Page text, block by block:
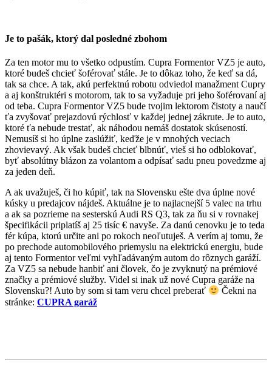
Je to pašák, ktorý dal posledné zbohom
Za ten motor mu to všetko odpustím. Cupra Formentor VZ5 je auto,
ktoré budeš chcieť šoférovať stále. Je to dôkaz toho, že keď sa dá,
tak sa chce. A tak, akú perfektnú robotu odviedol manažment Cupry
a aj konštruktéri s motorom, tak to sa vyžaduje pri jeho šoférovaní aj
od teba. Cupra Formentor VZ5 bude tvojim lektorom čistoty a naučí
ťa zvyšovať prejazdovú rýchlosť v každej jednej zákrute. Je to auto,
ktoré ťa nebude trestať, ak náhodou nemáš dostatok skúseností.
Nemusíš si ho úplne zaslúžiť, keďže je v mnohých veciach
zhovievavý. Ak však budeš chcieť blbnúť, vieš si ho odblokovať,
byť absolútny blázon za volantom a odpísať sadu pneu povedzme aj
za jeden deň.
A ak uvažuješ, či ho kúpiť, tak na Slovensku ešte dva úplne nové
kúsky u predajcov nájdeš. Aktuálne je to najlacnejší 5 valec na trhu
a ak sa pozrieme na sesterskú Audi RS Q3, tak za ňu si v rovnakej
špecifikácii priplatíš aj 25 tisíc € navyše. Za danú cenovku je to teda
fér kúpa, ktorú určite ani po rokoch neoľutuješ. A verím aj tomu, že
po prechode automobilového priemyslu na elektrickú energiu, bude
aj tento Formentor veľmi vyhľadávaným autom do rôznych garáží.
Za VZ5 sa nebude hanbiť ani človek, čo je zvyknutý na prémiové
značky a prémiové služby. Videl si inak už nové Cupra garáže na
Slovensku?! Auto by som si tam veru chcel preberať
Čekni na
stránke: CUPRA garáž